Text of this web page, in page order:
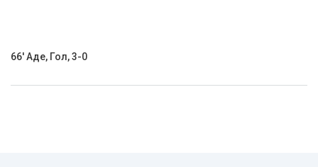
66' Аде, Гол, 3-0